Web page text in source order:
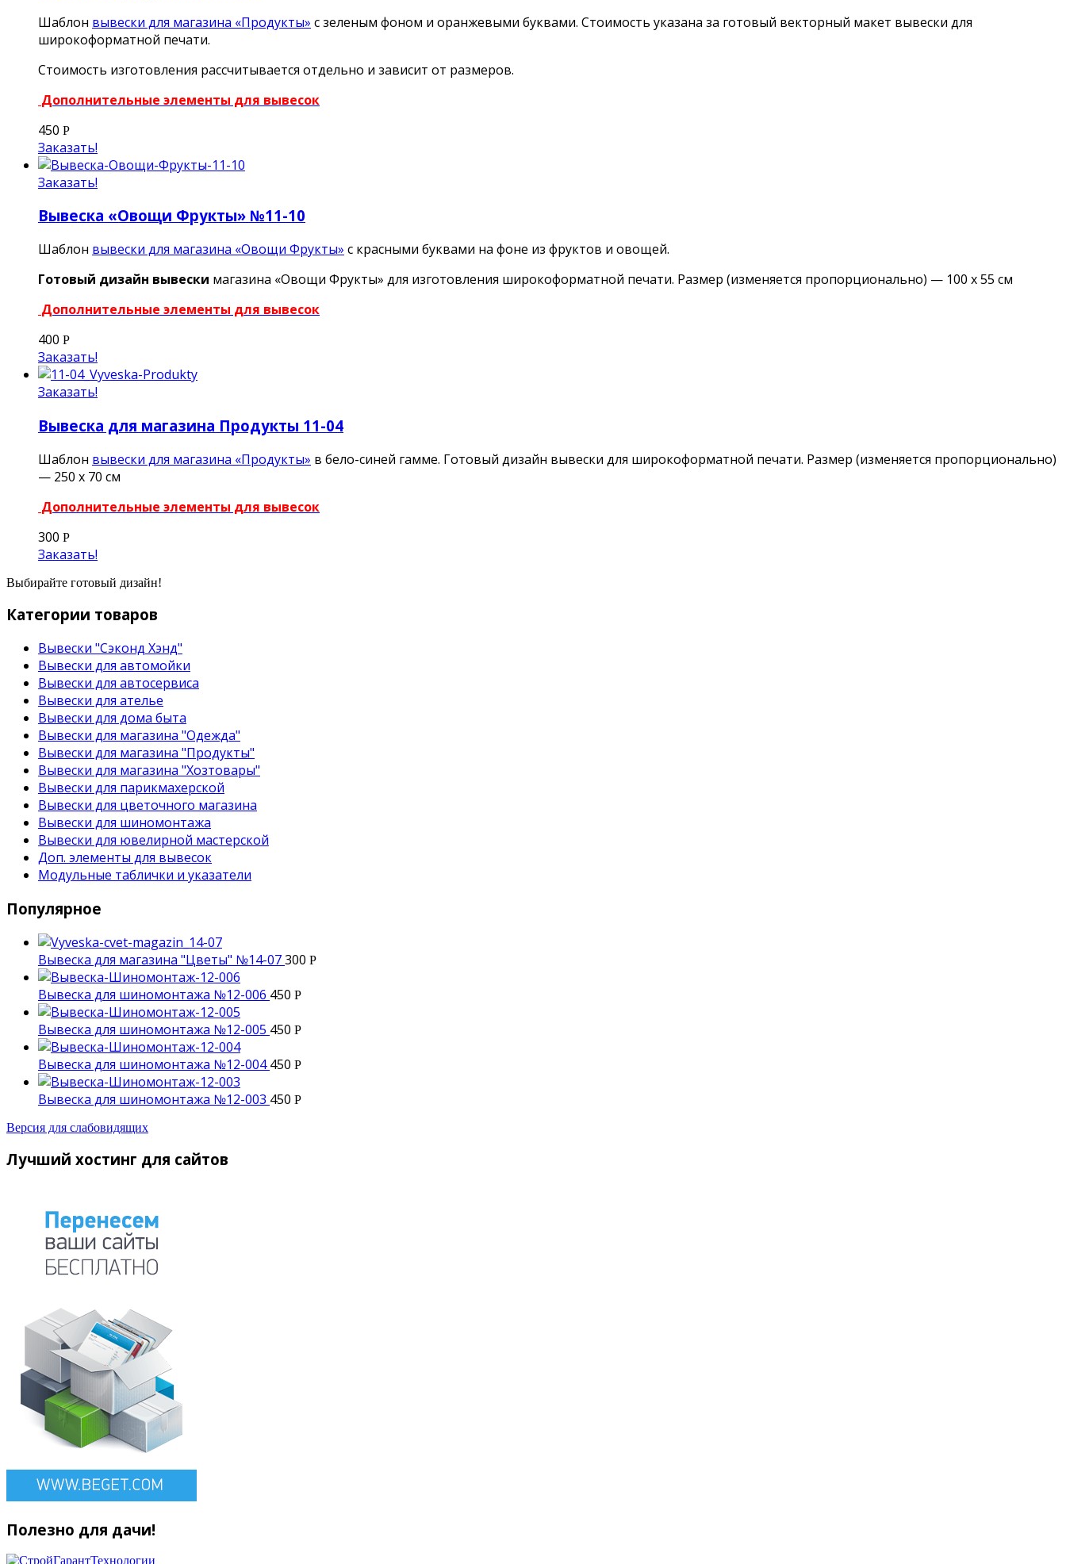
Шаблон вывески для магазина «Продукты» с зеленым фоном и оранжевыми буквами. Стоимость указана за готовый векторный макет вывески для
широкоформатной печати.
Стоимость изготовления рассчитывается отдельно и зависит от размеров.
Дополнительные элементы для вывесок
450 Р
Заказать!
Заказать!
Вывеска «Овощи Фрукты» №11-10
Шаблон вывески для магазина «Овощи Фрукты» с красными буквами на фоне из фруктов и овощей.
Готовый дизайн вывески магазина «Овощи Фрукты» для изготовления широкоформатной печати. Размер (изменяется пропорционально) — 100 х 55 см
Дополнительные элементы для вывесок
400 Р
Заказать!
Заказать!
Вывеска для магазина Продукты 11-04
Шаблон вывески для магазина «Продукты» в бело-синей гамме. Готовый дизайн вывески для широкоформатной печати. Размер (изменяется пропорционально)
— 250 х 70 см
Дополнительные элементы для вывесок
300 Р
Заказать!
Выбирайте готовый дизайн!
Категории товаров
Вывески "Сэконд Хэнд"
Вывески для автомойки
Вывески для автосервиса
Вывески для ателье
Вывески для дома быта
Вывески для магазина "Одежда"
Вывески для магазина "Продукты"
Вывески для магазина "Хозтовары"
Вывески для парикмахерской
Вывески для цветочного магазина
Вывески для шиномонтажа
Вывески для ювелирной мастерской
Доп. элементы для вывесок
Модульные таблички и указатели
Популярное
Вывеска для магазина "Цветы" №14-07300 Р
Вывеска для шиномонтажа №12-006 450 Р
Вывеска для шиномонтажа №12-005 450 Р
Вывеска для шиномонтажа №12-004450 Р
Вывеска для шиномонтажа №12-003 450 Р
Версия для слабовидящих
Лучший хостинг для сайтов
Полезно для дачи!